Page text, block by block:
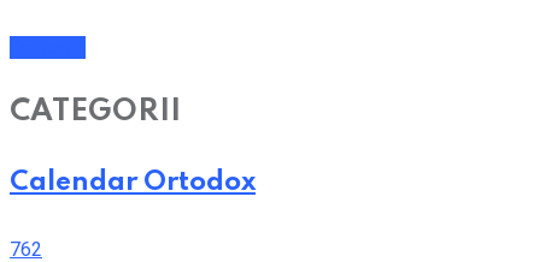
CATEGORII
Calendar Ortodox
762